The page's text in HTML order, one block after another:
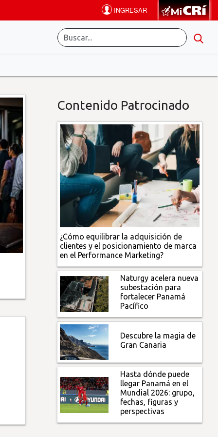
Contenido Patrocinado
¿Cómo equilibrar la adquisición de
clientes y el posicionamiento de marca
en el Performance Marketing?
Naturgy acelera nueva
subestación para
fortalecer Panamá
Pacífico
Descubre la magia de
Gran Canaria
Hasta dónde puede
llegar Panamá en el
Mundial 2026: grupo,
fechas, figuras y
perspectivas